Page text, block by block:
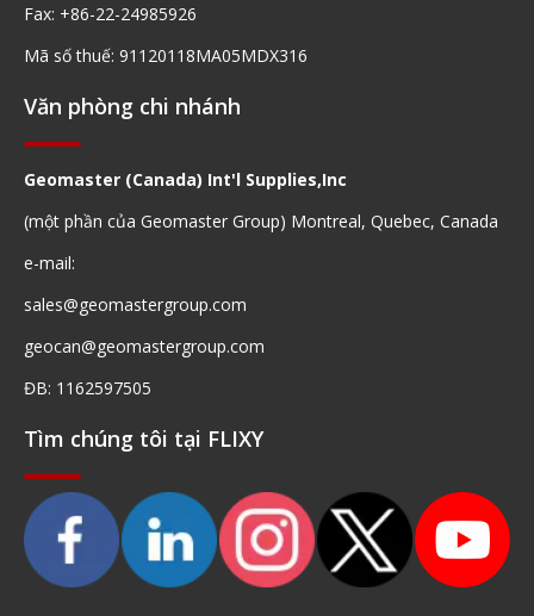
Fax: +86-22-24985926
Mã số thuế: 91120118MA05MDX316
Văn phòng chi nhánh
Geomaster (Canada) Int'l Supplies,Inc
(một phần của Geomaster Group) Montreal, Quebec, Canada
e-mail:
sales@geomastergroup.com
geocan@geomastergroup.com
ĐB: 1162597505
Tìm chúng tôi tại FLIXY